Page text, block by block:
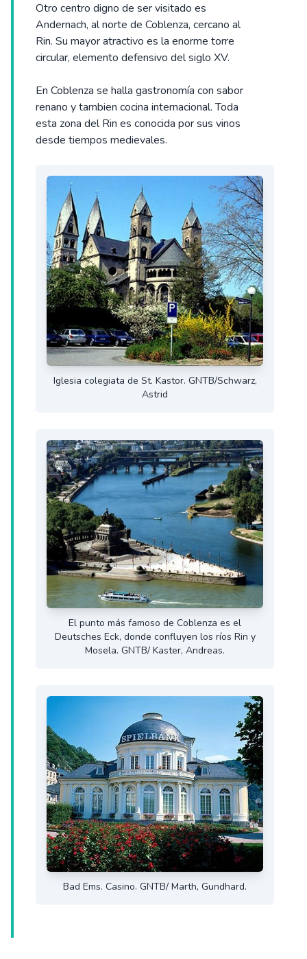
Otro centro digno de ser visitado es
Andernach, al norte de Coblenza, cercano al
Rin. Su mayor atractivo es la enorme torre
circular, elemento defensivo del siglo XV.
En Coblenza se halla gastronomía con sabor
renano y tambien cocina internacional. Toda
esta zona del Rin es conocida por sus vinos
desde tiempos medievales.
Iglesia colegiata de St. Kastor. GNTB/Schwarz,
Astrid
El punto más famoso de Coblenza es el
Deutsches Eck, donde confluyen los ríos Rin y
Mosela. GNTB/ Kaster, Andreas.
Bad Ems. Casino. GNTB/ Marth, Gundhard.